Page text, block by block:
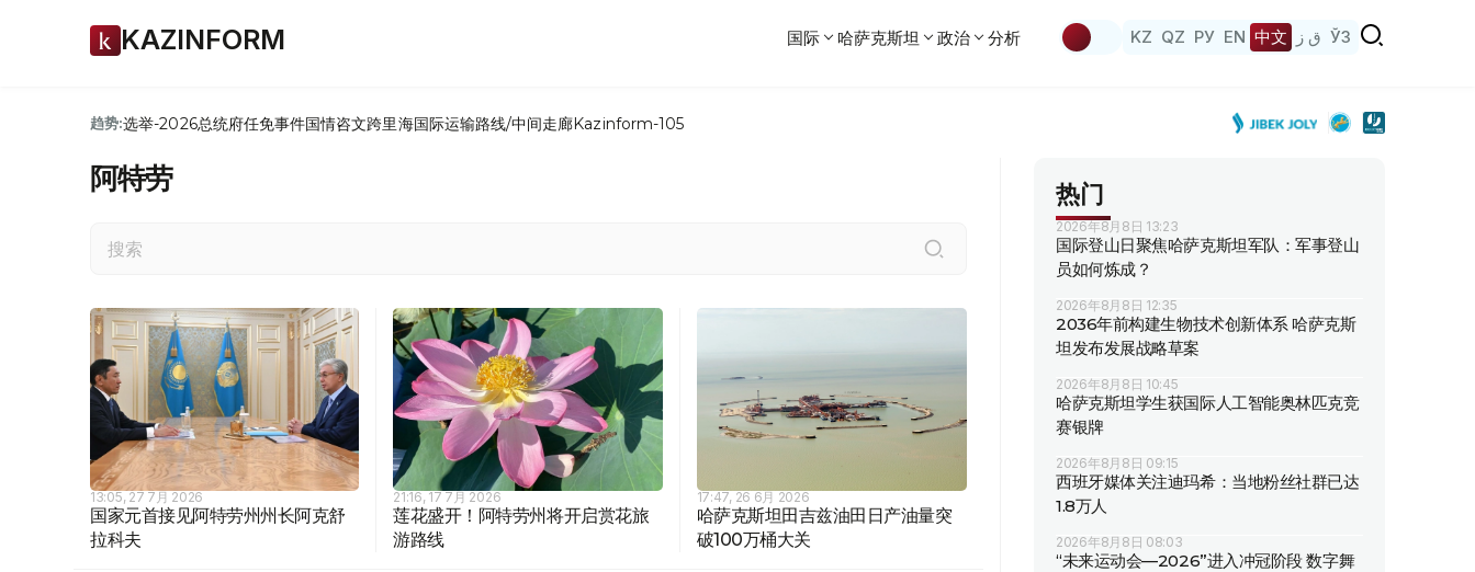
KAZINFORM 国际 哈萨克斯坦 政治 分析 KZ QZ РУ EN 中文 ق ز ЎЗ
趋势:选举-2026总统府任免事件国情咨文跨里海国际运输路线/中间走廊Kazinform-105
阿特劳
13:05, 27 7月 2026
国家元首接见阿特劳州州长阿克舒
拉科夫
21:16, 17 7月 2026
莲花盛开！阿特劳州将开启赏花旅
游路线
17:47, 26 6月 2026
哈萨克斯坦田吉兹油田日产油量突
破100万桶大关
热门
2026年8月8日 13:23
国际登山日聚焦哈萨克斯坦军队：军事登山
员如何炼成？
2026年8月8日 12:35
2036年前构建生物技术创新体系 哈萨克斯
坦发布发展战略草案
2026年8月8日 10:45
哈萨克斯坦学生获国际人工智能奥林匹克竞
赛银牌
2026年8月8日 09:15
西班牙媒体关注迪玛希：当地粉丝社群已达
1.8万人
2026年8月8日 08:03
“未来运动会—2026”进入冲冠阶段 数字舞